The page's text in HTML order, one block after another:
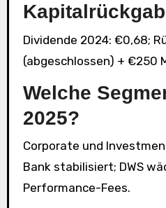
Dividende 2024: €0,68;
(abgeschlossen) + €250
Welche
2025?
Corporate und
Bank stabilisiert; DWS
Performance-Fees.